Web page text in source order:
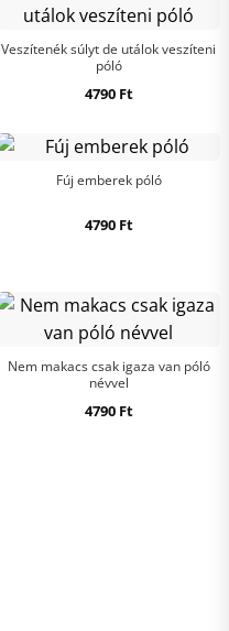
Veszítenék súlyt de utálok veszíteni
póló
4790 Ft
Fúj emberek póló
4790 Ft
Nem makacs csak igaza van póló
névvel
4790 Ft